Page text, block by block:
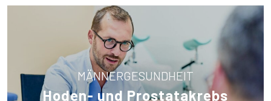
MÄNNERGESUNDHEIT
Hoden- und Prostatakrebs